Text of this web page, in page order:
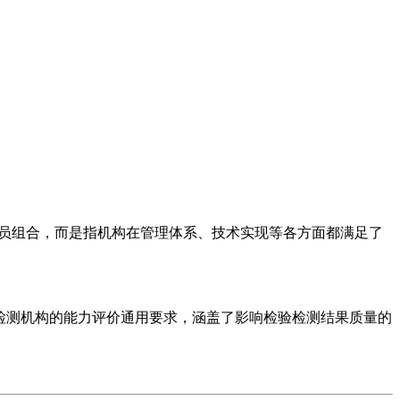
合，而是指机构在管理体系、技术实现等各方面都满足了
测机构的能力评价通用要求，涵盖了影响检验检测结果质量的